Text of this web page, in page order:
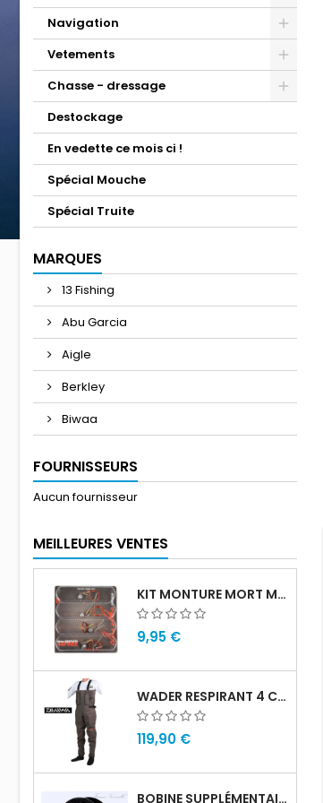
Navigation
Vetements
Chasse - dressage
Destockage
En vedette ce mois ci !
Spécial Mouche
Spécial Truite
MARQUES
13 Fishing
Abu Garcia
Aigle
Berkley
Biwaa
FOURNISSEURS
Aucun fournisseur
MEILLEURES VENTES
KIT MONTURE MORT MANIÉ CARNASSIER DRACHKO (X4)
9,95 €
WADER RESPIRANT 4 COUCHES DAIWA
119,90 €
BOBINE SUPPLÉMENTAIRE VIVARELLI